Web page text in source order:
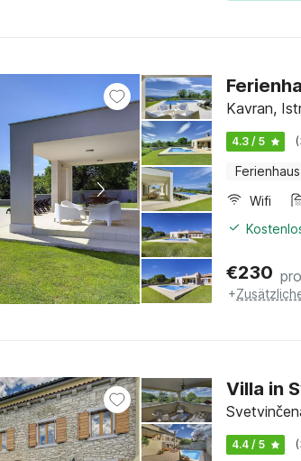
Kavran,
4.3 / 5
Ferienhaus
Wifi
€230
+
Villa in
4.4 / 5